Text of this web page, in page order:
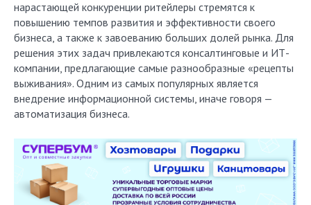
нарастающей конкуренции ритейлеры стремятся к
повышению темпов развития и эффективности своего
бизнеса, а также к завоеванию больших долей рынка. Для
решения этих задач привлекаются консалтинговые и ИТ-
компании, предлагающие самые разнообразные «рецепты
выживания». Одним из самых популярных является
внедрение информационной системы, иначе говоря —
автоматизация бизнеса.